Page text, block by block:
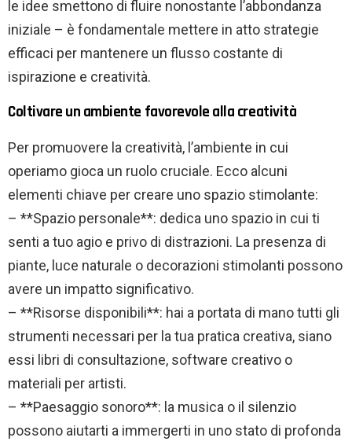
le idee smettono di fluire nonostante l’abbondanza
iniziale – è fondamentale mettere in atto strategie
efficaci per mantenere un flusso costante di
ispirazione e creatività.
Coltivare un ambiente favorevole alla creatività
Per promuovere la creatività, l’ambiente in cui
operiamo gioca un ruolo cruciale. Ecco alcuni
elementi chiave per creare uno spazio stimolante:
– **Spazio personale**: dedica uno spazio in cui ti
senti a tuo agio e privo di distrazioni. La presenza di
piante, luce naturale o decorazioni stimolanti possono
avere un impatto significativo.
– **Risorse disponibili**: hai a portata di mano tutti gli
strumenti necessari per la tua pratica creativa, siano
essi libri di consultazione, software creativo o
materiali per artisti.
– **Paesaggio sonoro**: la musica o il silenzio
possono aiutarti a immergerti in uno stato di profonda